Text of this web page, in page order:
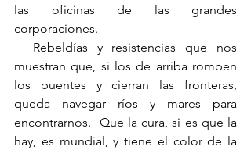
las oficinas de las grandes
corporaciones.
muestran que, si los de arriba rompen
los puentes y cierran las fronteras,
queda navegar ríos y mares para
encontrarnos.  Que la cura, si es que la
hay, es mundial, y tiene el color de la